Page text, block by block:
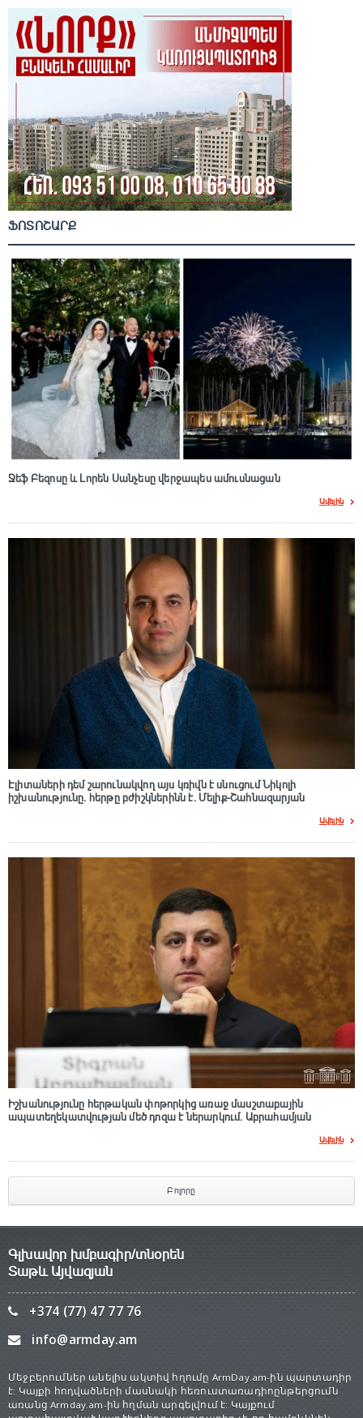
ՖՈՏՈՇԱՐՔ
Ջեֆ Բեզոսը և Լորեն Սանչեսը վերջապես ամուսնացան
Ավելին
Էլիտաների դեմ շարունակվող այս կռիվն է սնուցում Նիկոլի
իշխանությունը. հերթը բժիշկներինն է. Մելիք-Շահնազարյան
Ավելին
Իշխանությունը հերթական փոթորկից առաջ մասշտաբային
ապատեղեկատվության մեծ դnզա է ներարկում․ Աբրահամյան
Ավելին
Բոլորը
Գլխավոր խմբագիր/տնօրեն
Տաթև Այվազյան
+374 (77) 47 77 76
info@armday.am
Մեջբերումներ անելիս ակտիվ հղումը ArmDay.am-ին պարտադիր
է: Կայքի հոդվածների մասնակի հեռուստառադիոընթերցումն
առանց Armday.am-ին հղման արգելվում է: Կայքում